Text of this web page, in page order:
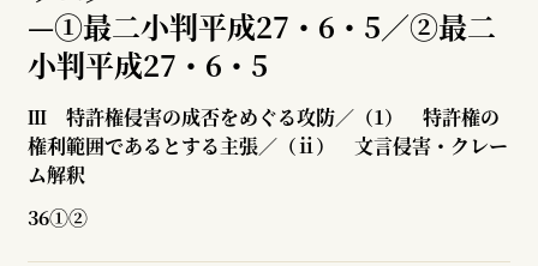
—①最二小判平成27・6・5／②最二
小判平成27・6・5
Ⅲ 特許権侵害の成否をめぐる攻防／（1） 特許権の
権利範囲であるとする主張／（ⅱ） 文言侵害・クレー
ム解釈
36①②